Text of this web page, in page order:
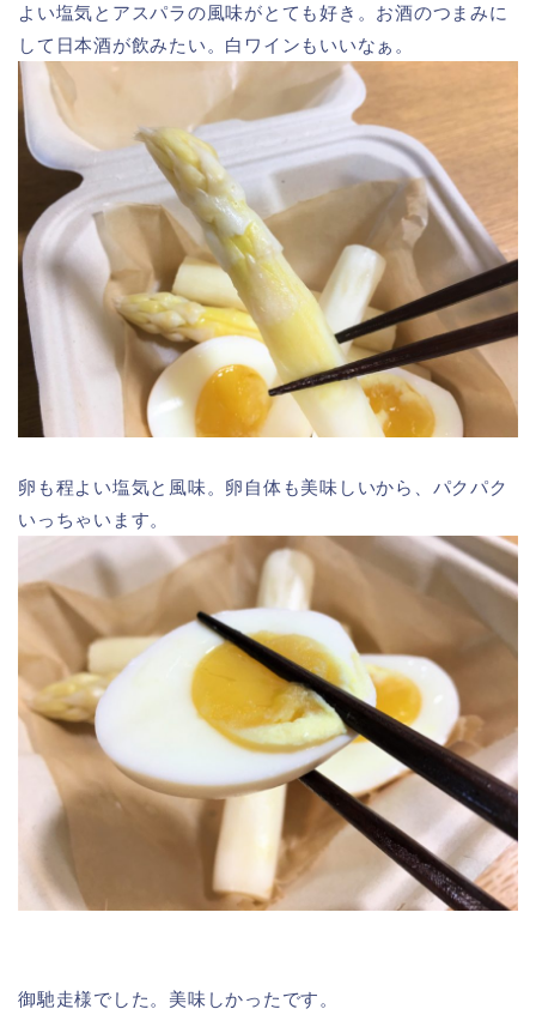
よい塩気とアスパラの風味がとても好き。お酒のつまみに
して日本酒が飲みたい。白ワインもいいなぁ。
卵も程よい塩気と風味。卵自体も美味しいから、パクパク
いっちゃいます。
御馳走様でした。美味しかったです。